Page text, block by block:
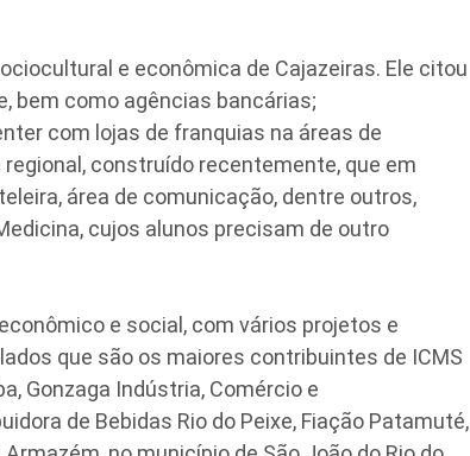
e econômica de Cajazeiras. Ele citou
bem como agências bancárias;
com lojas de franquias na áreas de
construído recentemente, que em
área de comunicação, dentre outros,
cujos alunos precisam de outro
e social, com vários projetos e
que são os maiores contribuintes de ICMS
Gonzaga Indústria, Comércio e
de Bebidas Rio do Peixe, Fiação Patamuté,